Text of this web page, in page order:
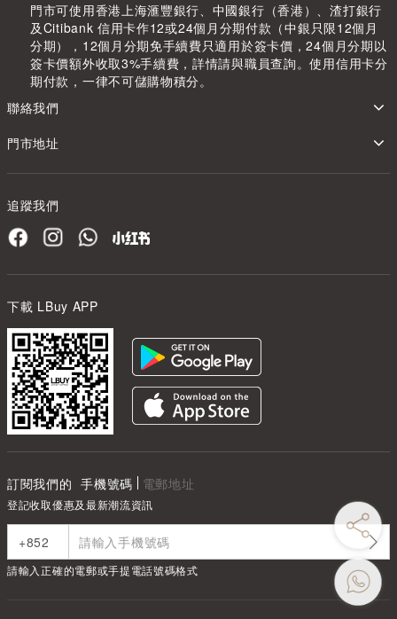
門市可使用香港上海滙豐銀行、中國銀行（香港）、渣打銀行
及Citibank 信用卡作12或24個月分期付款（中銀只限12個月
分期），12個月分期免手續費只適用於簽卡價，24個月分期以
簽卡價額外收取3%手續費，詳情請與職員查詢。使用信用卡分
期付款，一律不可儲購物積分。
聯絡我們
門市地址
追蹤我們
下載 LBuy APP
訂閱我們的 手機號碼 電郵地址
登記收取優惠及最新潮流資訊
請輸入正確的電郵或手提電話號碼格式